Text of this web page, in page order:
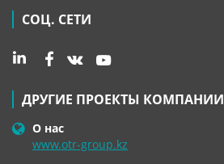
СОЦ. СЕТИ
ДРУГИЕ ПРОЕКТЫ КОМПАНИИ
О нас
www.otr-group.kz